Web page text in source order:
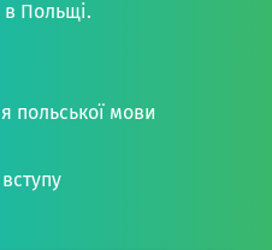
Польщі.
польської мови